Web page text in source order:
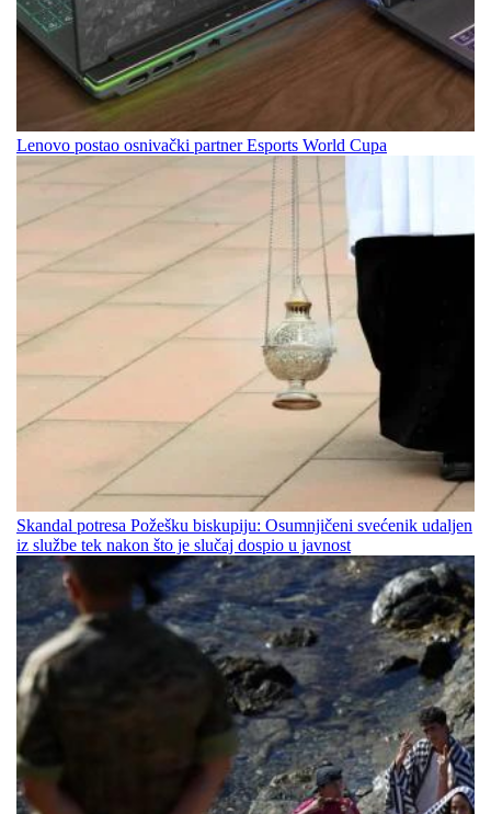
Lenovo postao osnivački partner Esports World Cupa
Skandal potresa Požešku biskupiju: Osumnjičeni svećenik udaljen
iz službe tek nakon što je slučaj dospio u javnost